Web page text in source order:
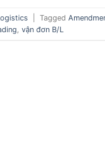
Tagged
vận đơn B/L